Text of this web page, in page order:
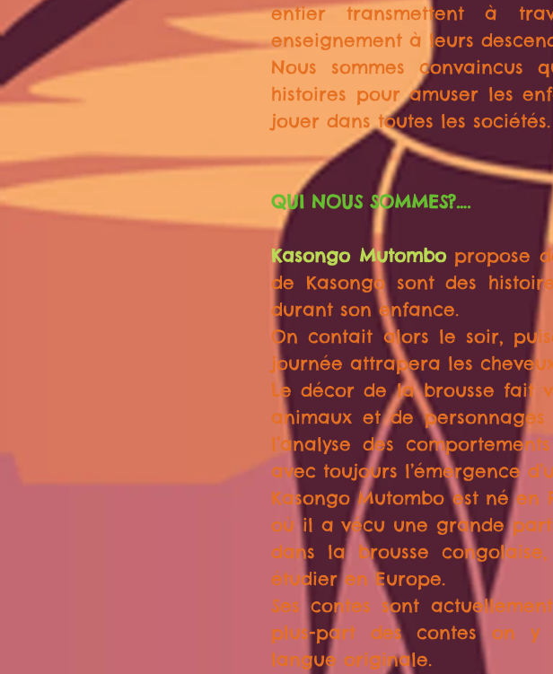
entier transmettent à
enseignement à leurs
Nous sommes
histoires pour amuser les
jouer dans toutes les sociétés.
QUI NOUS SOMMES?….
Kasongo Mutombo propose
de Kasongo sont des
durant son enfance.
On contait alors le soir,
journée attrapera les
Le décor de la brousse fait
animaux et de
l’analyse des
avec toujours l’émergence
Kasongo Mutombo est né en
où il a vécu une grande
dans la brousse
étudier en Europe.
Ses contes sont
plus-part des contes on y
langue originale.